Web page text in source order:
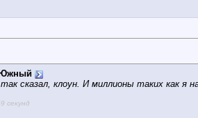
Южный
сказал, клоун. И миллионы таких как я
секунд